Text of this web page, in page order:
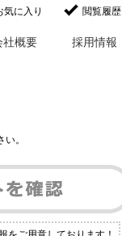
気に入り 閲覧履歴
社概要 採用情報
。